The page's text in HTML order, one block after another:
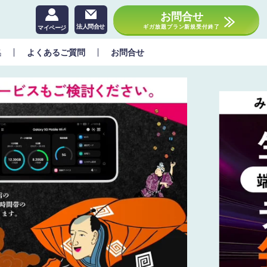
マイページ 法人問合せ
お問合せ
ギガ放題プラン新規受付終了
よくあるご質問 お問合せ